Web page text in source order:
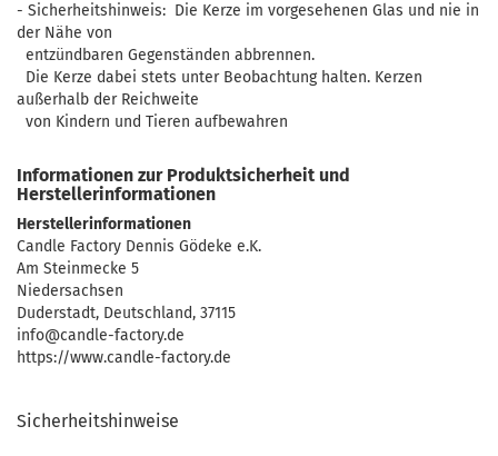
- Sicherheitshinweis: Die Kerze im vorgesehenen Glas und nie in
der Nähe von
entzündbaren Gegenständen abbrennen.
Die Kerze dabei stets unter Beobachtung halten. Kerzen
außerhalb der Reichweite
von Kindern und Tieren aufbewahren
Informationen zur Produktsicherheit und
Herstellerinformationen
Herstellerinformationen
Candle Factory Dennis Gödeke e.K.
Am Steinmecke 5
Niedersachsen
Duderstadt, Deutschland, 37115
info@candle-factory.de
https://www.candle-factory.de
Sicherheitshinweise